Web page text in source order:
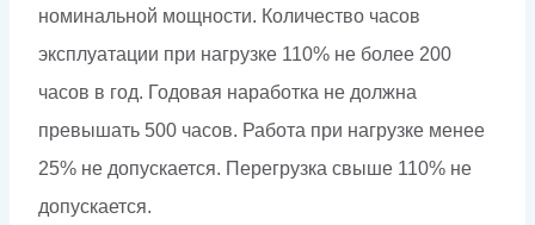
номинальной мощности. Количество часов
эксплуатации при нагрузке 110% не более 200
часов в год. Годовая наработка не должна
превышать 500 часов. Работа при нагрузке менее
25% не допускается. Перегрузка свыше 110% не
допускается.